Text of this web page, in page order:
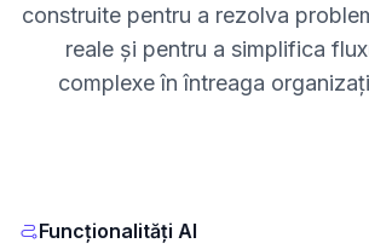
construite pentru a rezolva
reale și pentru a simplifica
complexe în întreaga
Funcționalități AI